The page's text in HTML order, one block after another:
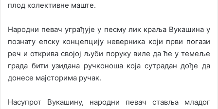
плод колективне маште.
Народни певач уграђује у песму лик краља Вукашина у
познату епску концепцију неверника који први погази
реч и открива својој љуби поруку виле да ће у темеље
града бити узидана ручконоша која сутрадан дође да
донесе мајсторима ручак.
Насупрот Вукашину, народни певач ставља младог